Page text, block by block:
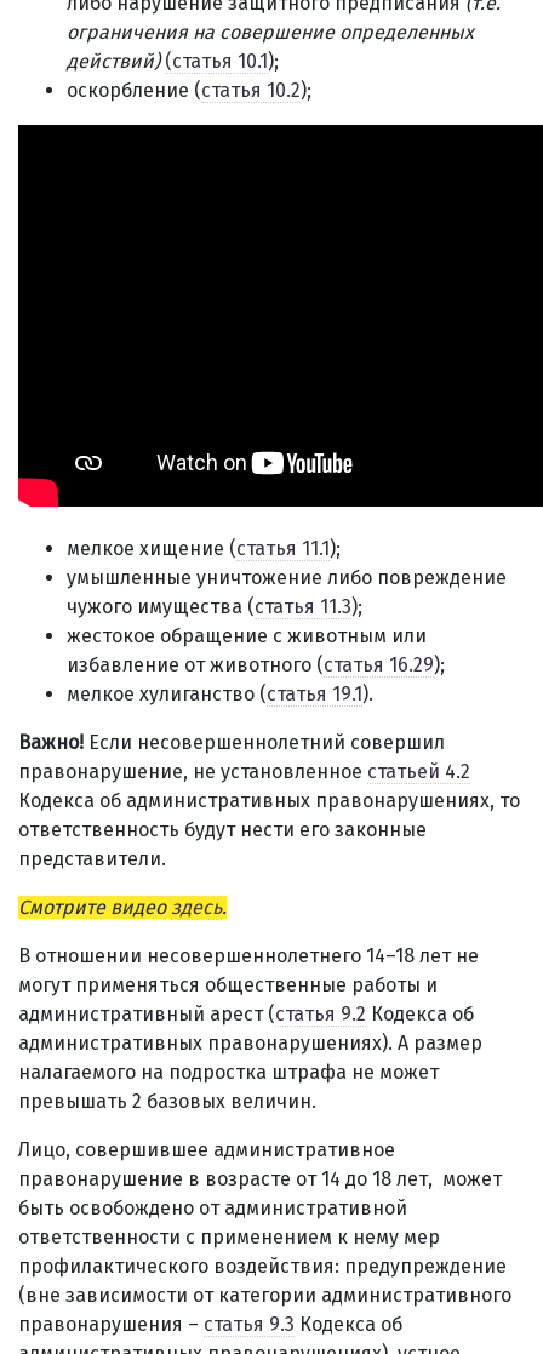
ограничения на совершение определенных
действий) (статья 10.1);
оскорбление (статья 10.2);
мелкое хищение (статья 11.1);
умышленные уничтожение либо повреждение
чужого имущества (статья 11.3);
жестокое обращение с животным или
избавление от животного (статья 16.29);
мелкое хулиганство (статья 19.1).
Важно! Если несовершеннолетний совершил
правонарушение, не установленное статьей 4.2
Кодекса об административных правонарушениях, то
ответственность будут нести его законные
представители.
Смотрите видеоздесь.
В отношении несовершеннолетнего 14–18 лет не
могут применяться общественные работы и
административный арест (статья 9.2 Кодекса об
административных правонарушениях). А размер
налагаемого на подростка штрафа не может
превышать 2 базовых величин.
Лицо, совершившее административное
правонарушение в возрасте от 14 до 18 лет, может
быть освобождено от административной
ответственности с применением к нему мер
профилактического воздействия: предупреждение
(вне зависимости от категории административного
правонарушения – статья 9.3 Кодекса об